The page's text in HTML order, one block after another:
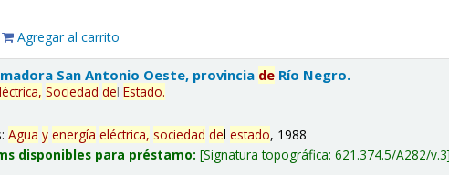
Agregar al carrito
San Antonio Oeste, provincia de Río Negro.
Sociedad delEstado.
Agua y energía eléctrica, sociedad delestado, 1988
disponibles para préstamo: Signatura topográfica:621.374.5/A282/v.3